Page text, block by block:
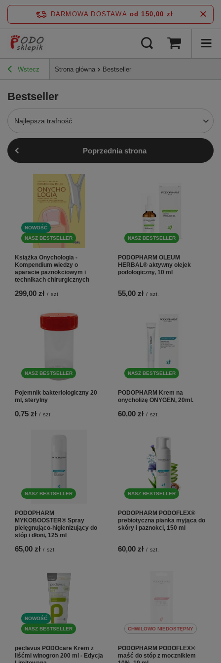
DARMOWA DOSTAWA od 150,00 zł
Wstecz Strona główna Bestseller
Bestseller
Najlepsza trafność
Poprzednia strona
NOWOŚĆ
NASZ BESTSELLER
Książka Onychologia -
Kompendium wiedzy o
aparacie paznokciowym i
technikach chirurgicznych
299,00 zł / szt.
NASZ BESTSELLER
PODOPHARM OLEUM
HERBAL® aktywny olejek
podologiczny, 10 ml
55,00 zł / szt.
NASZ BESTSELLER
Pojemnik bakteriologiczny 20
ml, sterylny
0,75 zł / szt.
NASZ BESTSELLER
PODOPHARM Krem na
onycholizę ONYGEN, 20ml.
60,00 zł / szt.
NASZ BESTSELLER
PODOPHARM
MYKOBOOSTER® Spray
pielęgnująco-higienizujący do
stóp i dłoni, 125 ml
65,00 zł / szt.
NASZ BESTSELLER
PODOPHARM PODOFLEX®
prebiotyczna pianka myjąca do
skóry i paznokci, 150 ml
60,00 zł / szt.
NOWOŚĆ
NASZ BESTSELLER
peclavus PODOcare Krem z
liśćmi winogron 200 ml - Edycja
CHWILOWO NIEDOSTĘPNY
PODOPHARM PODOFLEX®
maść do stóp z mocznikiem